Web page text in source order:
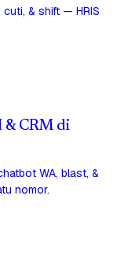
cuti, & shift — HRIS
& CRM di
WA, blast, &
nomor.